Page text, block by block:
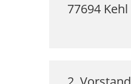
77694 Kehl